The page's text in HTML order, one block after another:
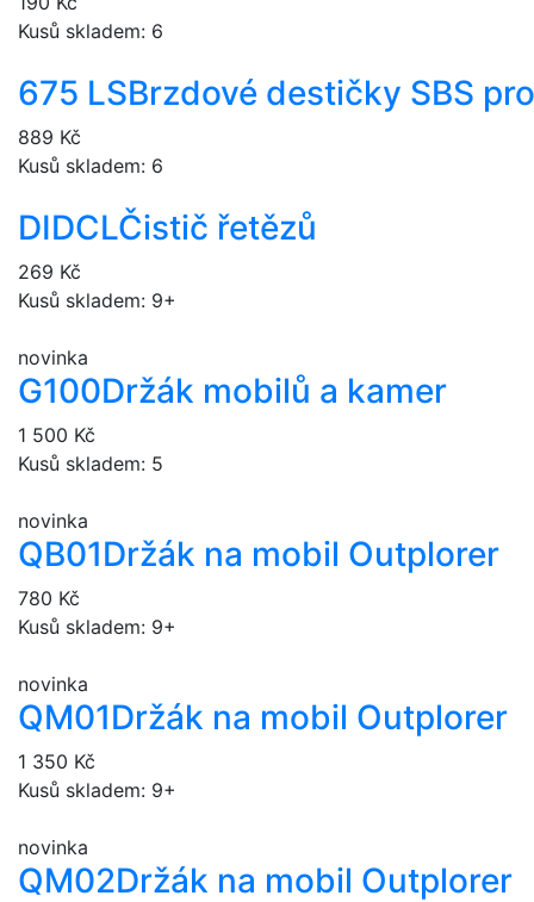
Kusů skladem: 6
675 LSBrzdové destičky SBS
889 Kč
Kusů skladem: 6
DIDCLČistič řetězů
269 Kč
Kusů skladem: 9+
novinka
G100Držák mobilů a kamer
1 500 Kč
Kusů skladem: 5
novinka
QB01Držák na mobil Outplorer
780 Kč
Kusů skladem: 9+
novinka
QM01Držák na mobil Outplorer
1 350 Kč
Kusů skladem: 9+
novinka
QM02Držák na mobil Outplorer